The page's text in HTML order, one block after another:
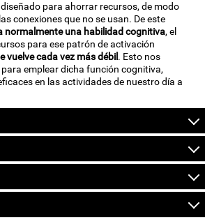
para ahorrar recursos, de modo
conexiones que no se usan. De este
normalmente una habilidad cognitiva, el
para ese patrón de activación
vuelve cada vez más débil . Esto nos
emplear dicha función cognitiva,
en las actividades de nuestro día a